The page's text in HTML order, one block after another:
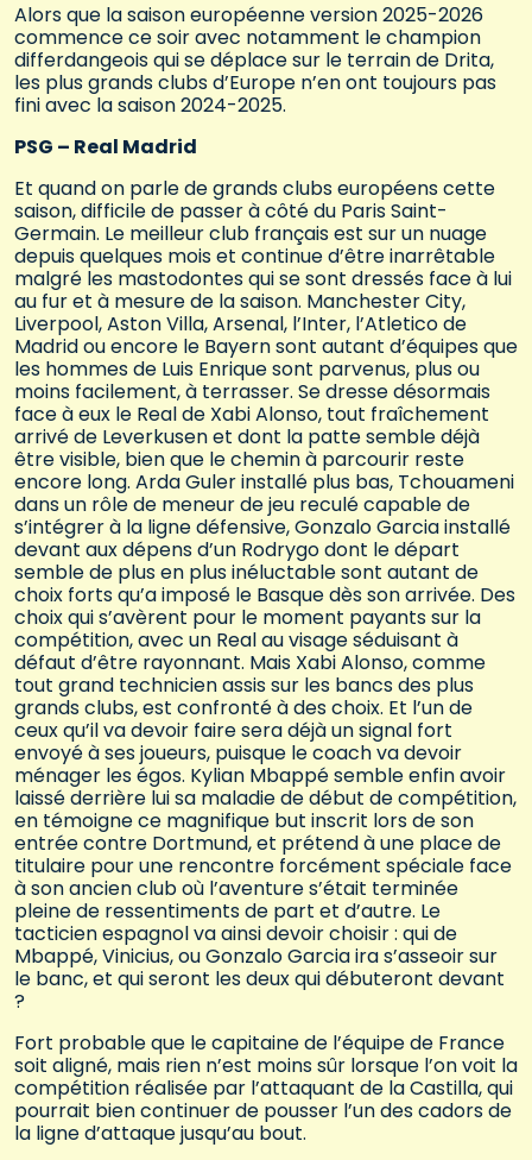
Alors que la saison européenne version 2025-2026
commence ce soir avec notamment le champion
differdangeois qui se déplace sur le terrain de Drita,
les plus grands clubs d’Europe n’en ont toujours pas
fini avec la saison 2024-2025.
PSG – Real Madrid
Et quand on parle de grands clubs européens cette
saison, difficile de passer à côté du Paris Saint-
Germain. Le meilleur club français est sur un nuage
depuis quelques mois et continue d’être inarrêtable
malgré les mastodontes qui se sont dressés face à lui
au fur et à mesure de la saison. Manchester City,
Liverpool, Aston Villa, Arsenal, l’Inter, l’Atletico de
Madrid ou encore le Bayern sont autant d’équipes que
les hommes de Luis Enrique sont parvenus, plus ou
moins facilement, à terrasser. Se dresse désormais
face à eux le Real de Xabi Alonso, tout fraîchement
arrivé de Leverkusen et dont la patte semble déjà
être visible, bien que le chemin à parcourir reste
encore long. Arda Guler installé plus bas, Tchouameni
dans un rôle de meneur de jeu reculé capable de
s’intégrer à la ligne défensive, Gonzalo Garcia installé
devant aux dépens d’un Rodrygo dont le départ
semble de plus en plus inéluctable sont autant de
choix forts qu’a imposé le Basque dès son arrivée. Des
choix qui s’avèrent pour le moment payants sur la
compétition, avec un Real au visage séduisant à
défaut d’être rayonnant. Mais Xabi Alonso, comme
tout grand technicien assis sur les bancs des plus
grands clubs, est confronté à des choix. Et l’un de
ceux qu’il va devoir faire sera déjà un signal fort
envoyé à ses joueurs, puisque le coach va devoir
ménager les égos. Kylian Mbappé semble enfin avoir
laissé derrière lui sa maladie de début de compétition,
en témoigne ce magnifique but inscrit lors de son
entrée contre Dortmund, et prétend à une place de
titulaire pour une rencontre forcément spéciale face
à son ancien club où l’aventure s’était terminée
pleine de ressentiments de part et d’autre. Le
tacticien espagnol va ainsi devoir choisir : qui de
Mbappé, Vinicius, ou Gonzalo Garcia ira s’asseoir sur
le banc, et qui seront les deux qui débuteront devant
?
Fort probable que le capitaine de l’équipe de France
soit aligné, mais rien n’est moins sûr lorsque l’on voit la
compétition réalisée par l’attaquant de la Castilla, qui
pourrait bien continuer de pousser l’un des cadors de
la ligne d’attaque jusqu’au bout.